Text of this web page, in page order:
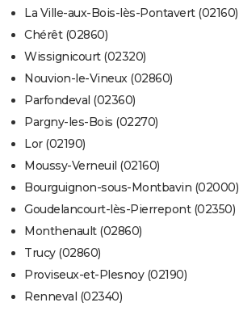
La Ville-aux-Bois-lès-Pontavert (02160)
Chérêt (02860)
Wissignicourt (02320)
Nouvion-le-Vineux (02860)
Parfondeval (02360)
Pargny-les-Bois (02270)
Lor (02190)
Moussy-Verneuil (02160)
Bourguignon-sous-Montbavin (02000)
Goudelancourt-lès-Pierrepont (02350)
Monthenault (02860)
Trucy (02860)
Proviseux-et-Plesnoy (02190)
Renneval (02340)